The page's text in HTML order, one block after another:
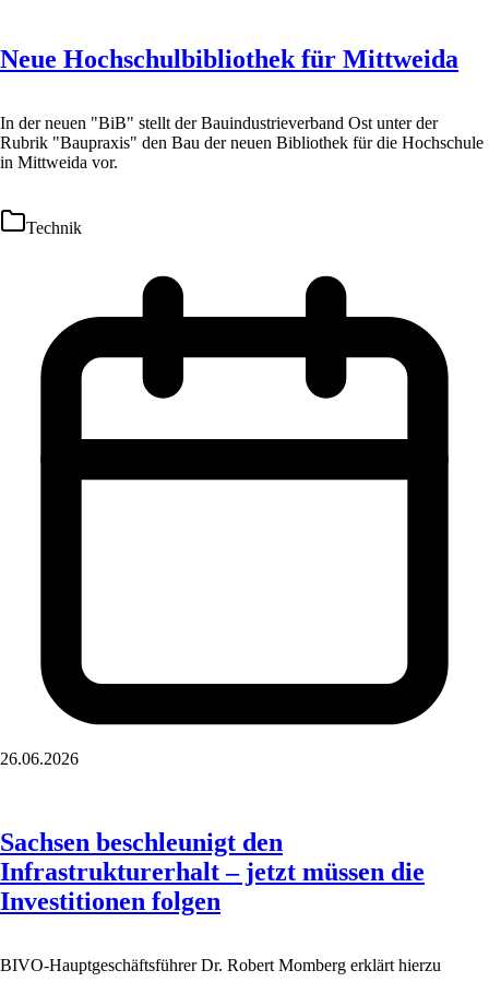
Neue Hochschulbibliothek für Mittweida
In der neuen "BiB" stellt der Bauindustrieverband Ost unter der
Rubrik "Baupraxis" den Bau der neuen Bibliothek für die Hochschule
in Mittweida vor.
Technik
26.06.2026
Sachsen beschleunigt den
Infrastrukturerhalt – jetzt müssen die
Investitionen folgen
BIVO-Hauptgeschäftsführer Dr. Robert Momberg erklärt hierzu